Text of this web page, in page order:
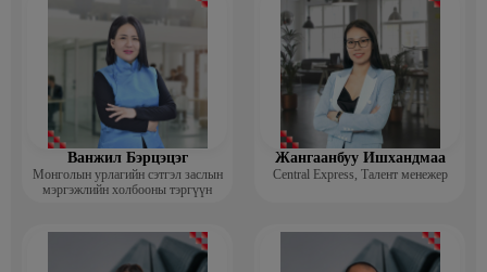
Ванжил Бэрцэцэг
Монголын урлагийн сэтгэл заслын
мэргэжлийн холбооны тэргүүн
Жангаанбуу Ишхандмаа
Central Express, Талент менежер